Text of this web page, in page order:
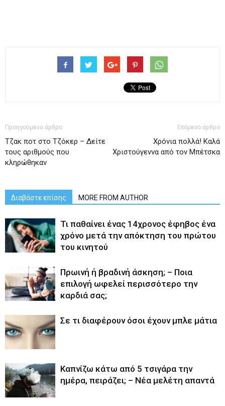
Προηγούμενο άρθρο
Tζακ ποτ στο Τζόκερ – Δείτε
τους αριθμούς που
κληρώθηκαν
Επόμενο άρθρο
Χρόνια πολλά! Καλά
Χριστούγεννα από τον Μπέτσκα
Διαβάστε επίσης MORE FROM AUTHOR
Τι παθαίνει ένας 14χρονος έφηβος ένα
χρόνο μετά την απόκτηση του πρώτου
του κινητού
Πρωινή ή βραδινή άσκηση; – Ποια
επιλογή ωφελεί περισσότερο την
καρδιά σας;
Σε τι διαφέρουν όσοι έχουν μπλε μάτια
Καπνίζω κάτω από 5 τσιγάρα την
ημέρα, πειράζει; – Νέα μελέτη απαντά